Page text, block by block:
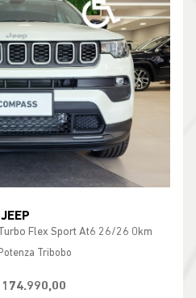
JEEP
Flex Sport At6 26/26 0km
Tribobo
174.990,00